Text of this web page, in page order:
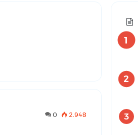
0 2.948